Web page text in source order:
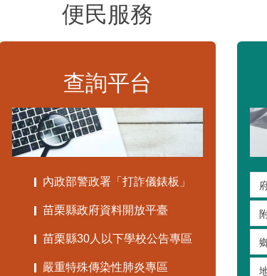
便民服務
查詢平台
內政部警政署「打詐儀錶板」
苗栗縣政府資料開放平臺
苗栗縣30人以下學校公告專區
嚴重特殊傳染性肺炎專區